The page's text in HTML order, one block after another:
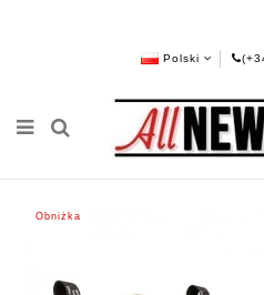
Polski
Obniżka